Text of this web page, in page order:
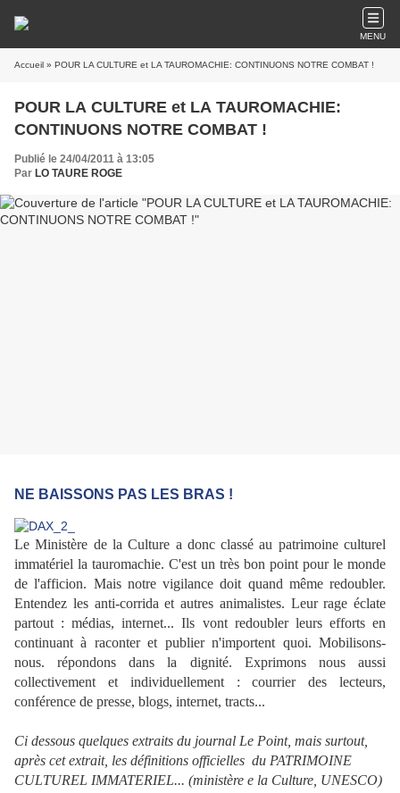
MENU
Accueil » POUR LA CULTURE et LA TAUROMACHIE: CONTINUONS NOTRE COMBAT !
POUR LA CULTURE et LA TAUROMACHIE:
CONTINUONS NOTRE COMBAT !
Publié le 24/04/2011 à 13:05
Par LO TAURE ROGE
NE BAISSONS PAS LES BRAS !
Le Ministère de la Culture a donc classé au patrimoine culturel
immatériel la tauromachie. C'est un très bon point pour le monde
de l'afficion. Mais notre vigilance doit quand même redoubler.
Entendez les anti-corrida et autres animalistes. Leur rage éclate
partout : médias, internet... Ils vont redoubler leurs efforts en
continuant à raconter et publier n'importent quoi. Mobilisons-
nous. répondons dans la dignité. Exprimons nous aussi
collectivement et individuellement : courrier des lecteurs,
conférence de presse, blogs, internet, tracts...
Ci dessous quelques extraits du journal Le Point, mais surtout,
après cet extrait, les définitions officielles du PATRIMOINE
CULTUREL IMMATERIEL... (ministère e la Culture, UNESCO)